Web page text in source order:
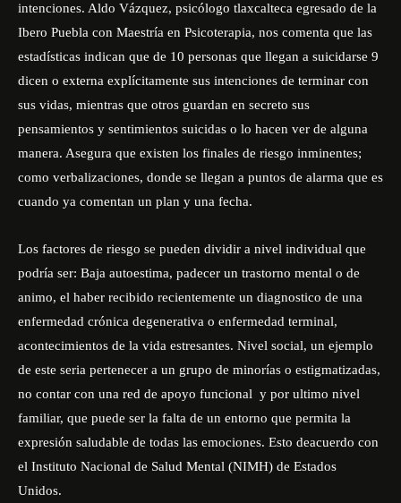
intenciones. Aldo Vázquez, psicólogo tlaxcalteca egresado de la
Ibero Puebla con Maestría en Psicoterapia, nos comenta que las
estadísticas indican que de 10 personas que llegan a suicidarse 9
dicen o externa explícitamente sus intenciones de terminar con
sus vidas, mientras que otros guardan en secreto sus
pensamientos y sentimientos suicidas o lo hacen ver de alguna
manera. Asegura que existen los finales de riesgo inminentes;
como verbalizaciones, donde se llegan a puntos de alarma que es
cuando ya comentan un plan y una fecha.
Los factores de riesgo se pueden dividir a nivel individual que
podría ser: Baja autoestima, padecer un trastorno mental o de
animo, el haber recibido recientemente un diagnostico de una
enfermedad crónica degenerativa o enfermedad terminal,
acontecimientos de la vida estresantes. Nivel social, un ejemplo
de este seria pertenecer a un grupo de minorías o estigmatizadas,
no contar con una red de apoyo funcional y por ultimo nivel
familiar, que puede ser la falta de un entorno que permita la
expresión saludable de todas las emociones. Esto deacuerdo con
el Instituto Nacional de Salud Mental (NIMH) de Estados
Unidos.